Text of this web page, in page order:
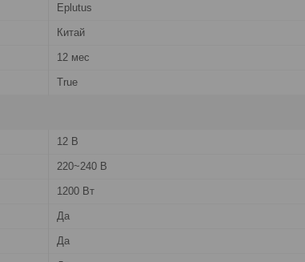
Eplutus
Китай
12 мес
True
12 В
220~240 В
1200 Вт
Да
Да